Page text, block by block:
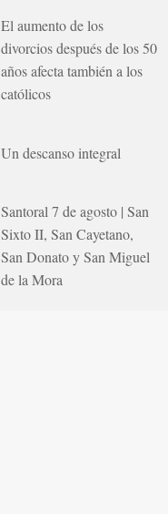
El aumento de los
divorcios después de los 50
años afecta también a los
católicos
Un descanso integral
Santoral 7 de agosto | San
Sixto II, San Cayetano,
San Donato y San Miguel
de la Mora